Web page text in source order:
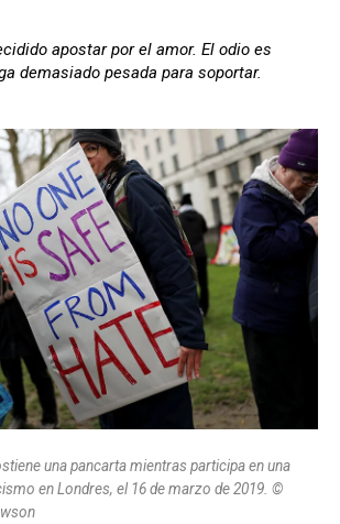
apostar por el amor. El odio es
demasiado pesada para soportar.
una pancarta mientras participa en una
en Londres, el 16 de marzo de 2019. ©